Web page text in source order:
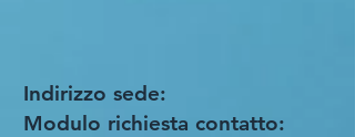
Indirizzo sede:
Modulo richiesta contatto: